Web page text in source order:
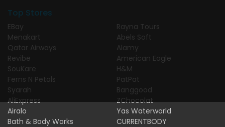
Top Stores
EBay
Menakart
Qatar Airways
Revibe
SouKare
Ferns N Petals
Syarah
AliExpress
Airalo
Bath & Body Works
Rayna Tours
Abels Soft
Alamy
American Eagle
H&M
PatPat
Banggood
ZChocolat
Yas Waterworld
CURRENTBODY